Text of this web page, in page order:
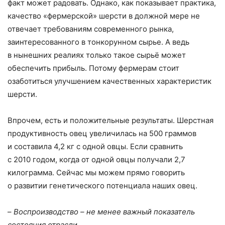
факт может радовать. Однако, как показывает практика,
качество «фермерской» шерсти в должной мере не
отвечает требованиям современного рынка,
заинтересованного в тонкорунном сырье. А ведь
в нынешних реалиях только такое сырьё может
обеспечить прибыль. Потому фермерам стоит
озаботиться улучшением качественных характеристик
шерсти.
Впрочем, есть и положительные результаты. Шерстная
продуктивность овец увеличилась на 500 граммов
и составила 4,2 кг с одной овцы. Если сравнить
с 2010 годом, когда от одной овцы получали 2,7
килограмма. Сейчас мы можем прямо говорить
о развитии генетического потенциала наших овец.
– Воспроизводство – не менее важный показатель